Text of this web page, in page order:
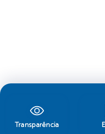
Transparência